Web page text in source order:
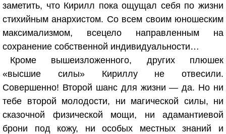
заметить, что Кирилл пока ощущал себя по жизни
стихийным анархистом. Со всем своим юношеским
максимализмом, всецело направленным на
сохранение собственной индивидуальности…
Кроме вышеизложенного, других плюшек
«высшие силы» Кириллу не отвесили.
Совершенно! Второй шанс для жизни — да. Но ни
тебе второй молодости, ни магической силы, ни
сказочной физической мощи, ни адамантиевой
брони под кожу, ни особых местных знаний и